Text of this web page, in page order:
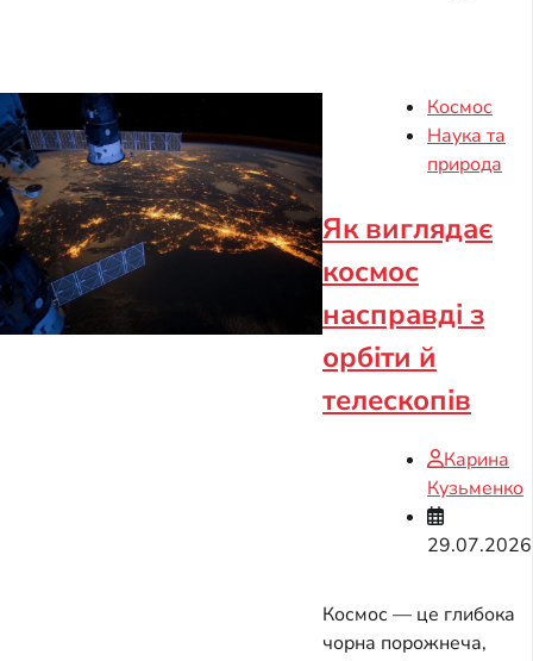
Космос
Наука та
природа
Як виглядає
космос
насправді з
орбіти й
телескопів
Карина
Кузьменко
29.07.2026
Космос — це глибока
чорна порожнеча,